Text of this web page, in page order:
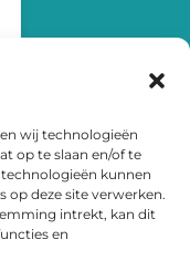
wij technologieën
op te slaan en/of te
kunnen
op deze site verwerken.
intrekt, kan dit
en